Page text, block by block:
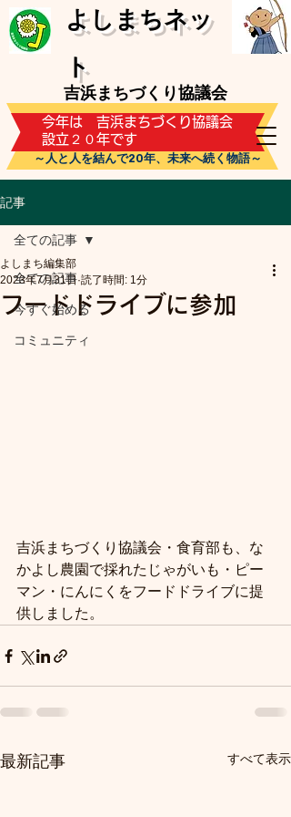
吉浜まちづくり協議会
​よしまちネッ
ト
​今年は 吉浜まちづくり協議会
設立２０年です
～人と人を結んで20年、未来へ続く物語～
記事
全ての記事
今すぐ始める
コミュニティ
全ての記事
フードドライブに参加
よしまち編集部
2023年7月31日 読了時間: 1分
吉浜まちづくり協議会・食育部も、な
かよし農園で採れたじゃがいも・ピー
マン・にんにくをフードドライブに提
供しました。
最新記事 すべて表示